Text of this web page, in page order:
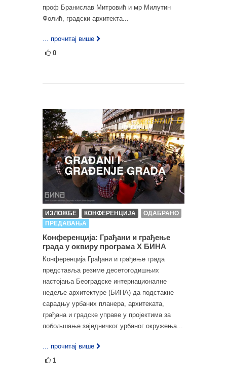
проф Бранислав Митровић и мр Милутин
Фолић, градски архитекта...
... прочитај више
0
ИЗЛОЖБЕ КОНФЕРЕНЦИЈА
ОДАБРАНО
ПРЕДАВАЊА
Конференција: Грађани и грађење
града у оквиру програма X БИНА
Конференција Грађани и грађење града
представља резиме десетогодишњих
настојања Београдске интернационалне
недеље архитектуре (БИНА) да подстакне
сарадњу урбаних планера, архитеката,
грађана и градске управе у пројектима за
побољшање заједничког урбаног окружења...
... прочитај више
1